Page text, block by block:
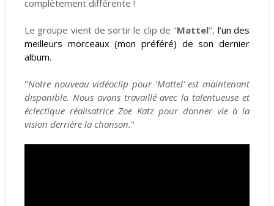
complètement différente !
Le groupe vient de sortir le clip de "Mattel", l’un des
meilleurs morceaux (mon préféré) de son dernier
album.
"Notre nouveau vidéoclip pour 'Mattel' est maintenant
disponible. Nous avons travaillé avec la talentueuse et
éclectique réalisatrice Zoe Katz pour donner vie à la
vision derrière la chanson."